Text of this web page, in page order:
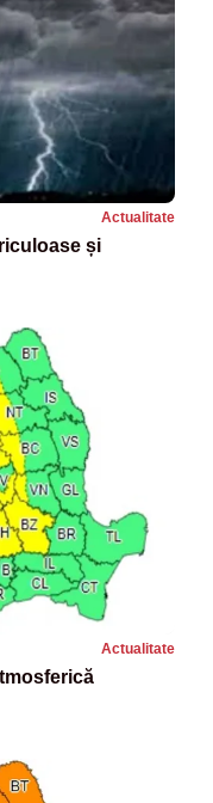
Actualitate
și
Actualitate